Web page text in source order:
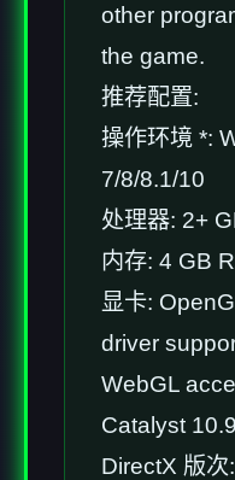
other
the game.
推荐配置:
操作环境 *:
7/8/8.1/10
处理器: 2+
内存: 4 GB
显卡:
driver
WebGL
Catalyst
DirectX 版次